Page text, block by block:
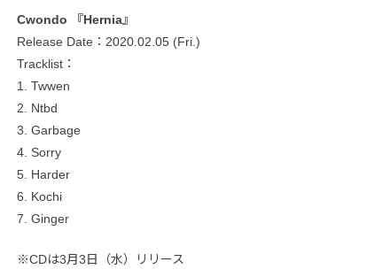
Cwondo 『Hernia』
Release Date：2020.02.05 (Fri.)
Tracklist：
1. Twwen
2. Ntbd
3. Garbage
4. Sorry
5. Harder
6. Kochi
7. Ginger
※CDは3月3日（水）リリース